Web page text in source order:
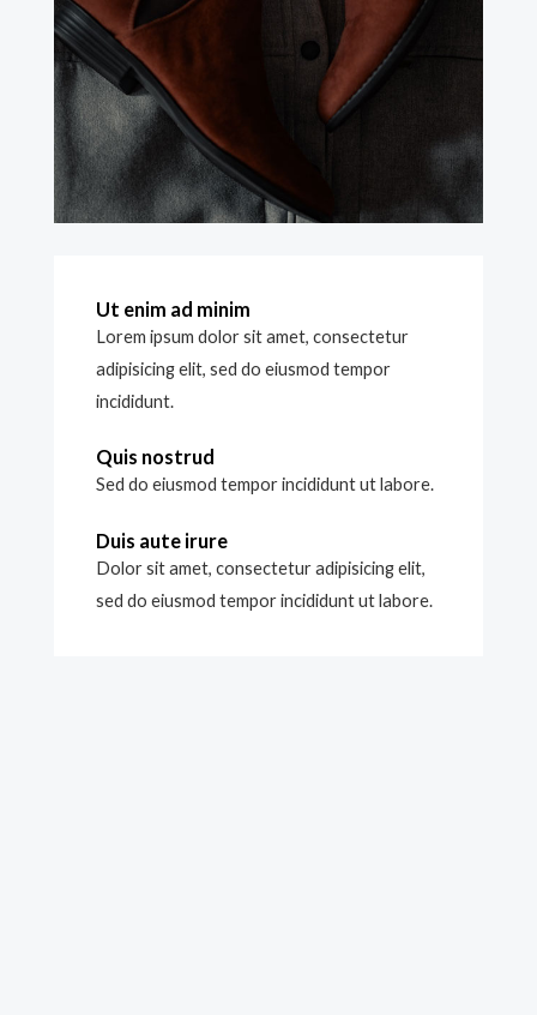
Ut enim ad minim
Lorem ipsum dolor sit amet, consectetur
adipisicing elit, sed do eiusmod tempor
incididunt.
Quis nostrud
Sed do eiusmod tempor incididunt ut labore.
Duis aute irure
Dolor sit amet, consectetur adipisicing elit,
sed do eiusmod tempor incididunt ut labore.